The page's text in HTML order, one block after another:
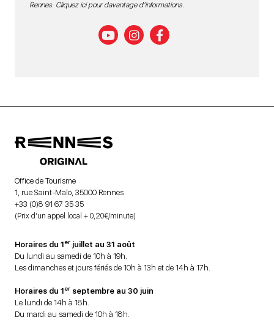
Rennes. Cliquez ici pour davantage d’informations.
Office de Tourisme
1, rue Saint-Malo, 35000 Rennes
+33 (0)8 91 67 35 35
(Prix d’un appel local + 0,20€/minute)
Horaires du 1er juillet au 31 août
Du lundi au samedi de 10h à 19h.
Les dimanches et jours fériés de 10h à 13h et de 14h à 17h.
Horaires du 1er septembre au 30 juin
Le lundi de 14h à 18h.
Du mardi au samedi de 10h à 18h.